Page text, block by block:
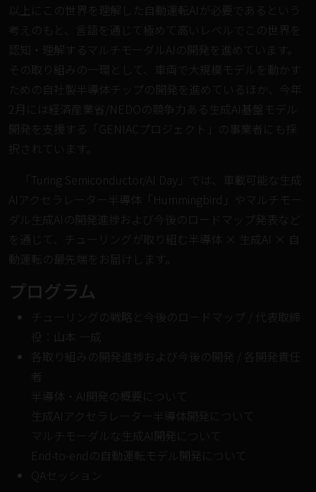
以上にこの世界を理解した自動運転AIが必要であるという
考えのもと、言語を通じて極めて高いレベルでこの世界を
認知・理解するマルチモーダルAIの開発を進めています。
その取り組みの一環として、車両で大規模モデルを動かす
ための自社製半導体チップの開発を進めているほか、今年
2月には経済産業省/NEDOの競争力ある生成AI基盤モデル
開発を支援する「GENIACプロジェクト」の事業者にも採
択されています。
「Turing Semiconductor/AI Day」では、車載可能な生成
AIアクセラレーター半導体「Hummingbird」やマルチモー
ダル生成AIの開発進捗および今後のロードマップ発表など
を通じて、チューリングが取り組む半導体 × 生成AI × 自
動運転の最先端をお届けします。
プログラム
チューリングの戦略と今後のロードマップ / 代表取締
役：山本 一成
各取り組みの開発進捗および今後の開発 / 各開発責任
者
半導体・AI開発の概要について
生成AIアクセラレーター半導体開発について
マルチモーダルな生成AI開発について
End-to-endの自動運転モデル開発について
QAセッション